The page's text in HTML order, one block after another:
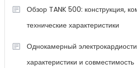
Обзор TANK 500: конструкция,
технические характеристики
Однокамерный
характеристики и совместимость